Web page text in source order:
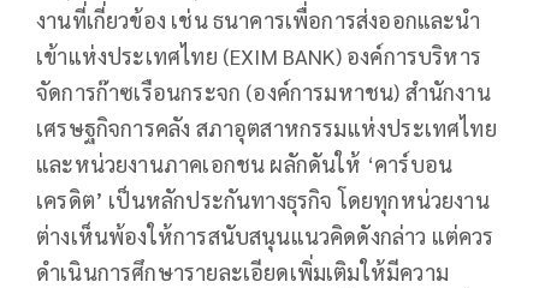
งานที่เกี่ยวข้อง เช่น ธนาคารเพื่อการส่งออกและนำ
เข้าแห่งประเทศไทย (EXIM BANK) องค์การบริหาร
จัดการก๊าซเรือนกระจก (องค์การมหาชน) สำนักงาน
เศรษฐกิจการคลัง สภาอุตสาหกรรมแห่งประเทศไทย
และหน่วยงานภาคเอกชน ผลักดันให้ ‘คาร์บอน
เครดิต’ เป็นหลักประกันทางธุรกิจ โดยทุกหน่วยงาน
ต่างเห็นพ้องให้การสนับสนุนแนวคิดดังกล่าว แต่ควร
ดำเนินการศึกษารายละเอียดเพิ่มเติมให้มีความ